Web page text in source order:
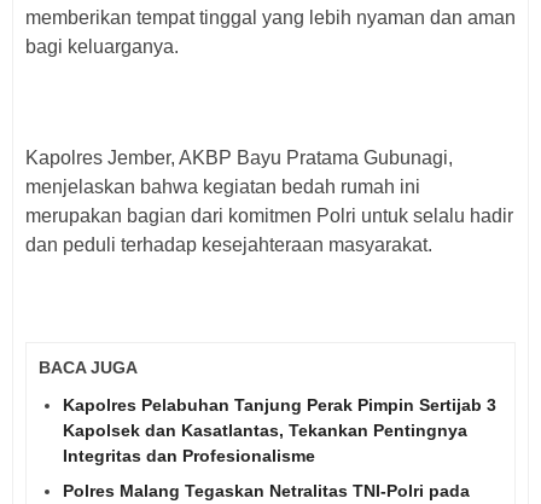
memberikan tempat tinggal yang lebih nyaman dan aman
bagi keluarganya.
Kapolres Jember, AKBP Bayu Pratama Gubunagi,
menjelaskan bahwa kegiatan bedah rumah ini
merupakan bagian dari komitmen Polri untuk selalu hadir
dan peduli terhadap kesejahteraan masyarakat.
BACA JUGA
Kapolres Pelabuhan Tanjung Perak Pimpin Sertijab 3
Kapolsek dan Kasatlantas, Tekankan Pentingnya
Integritas dan Profesionalisme
Polres Malang Tegaskan Netralitas TNI-Polri pada